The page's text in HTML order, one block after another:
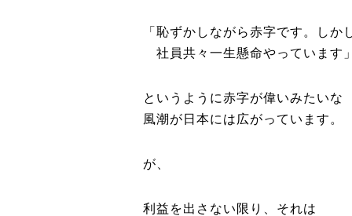
「恥ずかしながら赤字です。しか
社員共々一生懸命やっています
というように赤字が偉いみたいな
風潮が日本には広がっています。
が、
利益を出さない限り、それは